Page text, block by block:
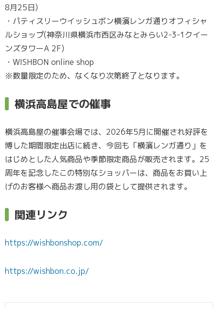
8月25日)
・パティスリーウイッシュボン横濱レンガ通りオフィシャ
ルショップ(神奈川県横浜市西区みなとみらい2-3-1クイー
ンズタワーA 2F)
・WISHBON online shop
※数量限定のため、なくなり次第終了となります。
横浜高島屋での催事
横浜高島屋の催事会場では、2026年5月に開催され好評を
博した期間限定出店に続き、今回も「横濱レンガ通り」を
はじめとした人気商品や季節限定商品が販売されます。25
周年を記念したこの特別なショッパーは、商品をお買い上
げのお客様へ商品お渡し用の袋として提供されます。
関連リンク
https://wishbonshop.com/
https://wishbon.co.jp/